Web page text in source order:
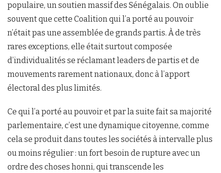
populaire, un soutien massif des Sénégalais. On oublie
souvent que cette Coalition qui l’a porté au pouvoir
n’était pas une assemblée de grands partis. À de très
rares exceptions, elle était surtout composée
d’individualités se réclamant leaders de partis et de
mouvements rarement nationaux, donc à l’apport
électoral des plus limités.
Ce qui l’a porté au pouvoir et par la suite fait sa majorité
parlementaire, c’est une dynamique citoyenne, comme
cela se produit dans toutes les sociétés à intervalle plus
ou moins régulier : un fort besoin de rupture avec un
ordre des choses honni, qui transcende les